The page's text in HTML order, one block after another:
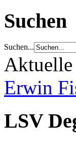
Suchen
Suchen...
Aktuelle
Erwin
LSV